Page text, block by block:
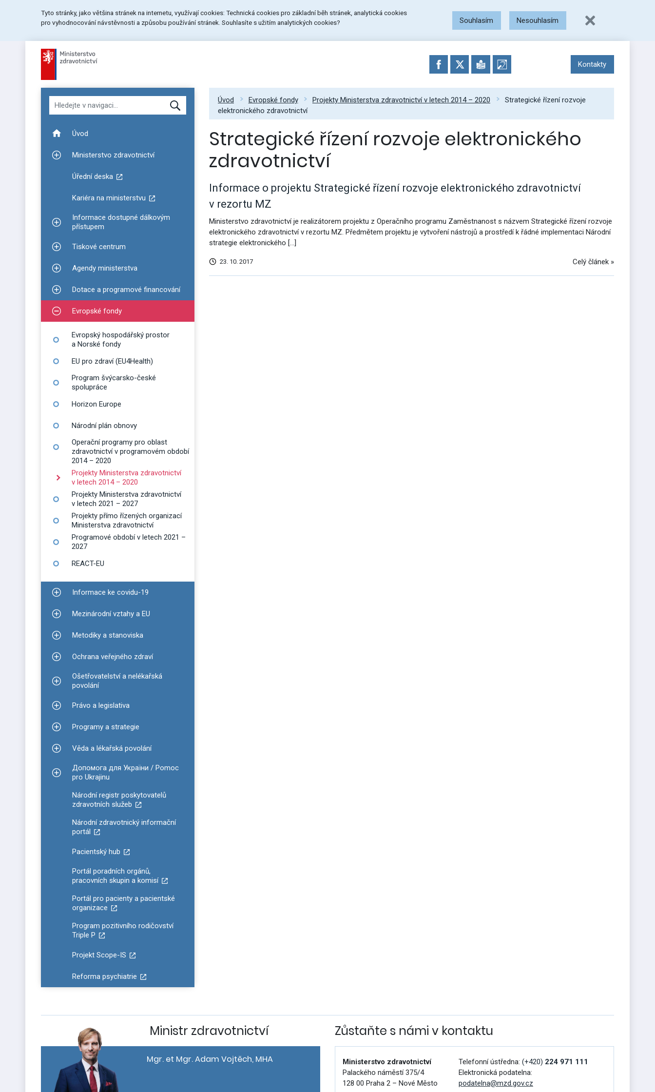
Tyto stránky, jako většina stránek na internetu, využívají cookies: Technická cookies pro základní běh stránek, analytická cookies
pro vyhodnocování návstěvnosti a způsobu používání stránek. Souhlasíte s užitím analytických cookies?
Souhlasím Nesouhlasím
Kontakty
Hledat v navigaci
Úvod
Zobrazit podmenu pro Ministerstvo zdravotnictví
Ministerstvo zdravotnictví
Úřední deska
Kariéra na ministerstvu
Zobrazit podmenu pro Informace dostupné dálkovým přístupem
Informace dostupné dálkovým
přístupem
Zobrazit podmenu pro Tiskové centrum
Tiskové centrum
Zobrazit podmenu pro Agendy ministerstva
Agendy ministerstva
Zobrazit podmenu pro Dotace a programové financování
Dotace a programové financování
Zobrazit podmenu pro Evropské fondy
Evropské fondy
Evropský hospodářský prostor
a Norské fondy
EU pro zdraví (EU4Health)
Program švýcarsko-české
spolupráce
Horizon Europe
Národní plán obnovy
Operační programy pro oblast
zdravotnictví v programovém období
2014 – 2020
Projekty Ministerstva zdravotnictví
v letech 2014 – 2020
Projekty Ministerstva zdravotnictví
v letech 2021 – 2027
Projekty přímo řízených organizací
Ministerstva zdravotnictví
Programové období v letech 2021 –
2027
REACT-EU
Zobrazit podmenu pro Informace ke covidu-19
Informace ke covidu-19
Zobrazit podmenu pro Mezinárodní vztahy a EU
Mezinárodní vztahy a EU
Zobrazit podmenu pro Metodiky a stanoviska
Metodiky a stanoviska
Zobrazit podmenu pro Ochrana veřejného zdraví
Ochrana veřejného zdraví
Zobrazit podmenu pro Ošetřovatelství a nelékařská povolání
Ošetřovatelství a nelékařská
povolání
Zobrazit podmenu pro Právo a legislativa
Právo a legislativa
Zobrazit podmenu pro Programy a strategie
Programy a strategie
Zobrazit podmenu pro Věda a lékařská povolání
Věda a lékařská povolání
Zobrazit podmenu pro Допомога для України / Pomoc pro Ukrajinu
Допомога для України / Pomoc
pro Ukrajinu
Národní registr poskytovatelů
zdravotních služeb
Národní zdravotnický informační
portál
Pacientský hub
Portál poradních orgánů,
pracovních skupin a komisí
Portál pro pacienty a pacientské
organizace
Program pozitivního rodičovství
Triple P
Projekt Scope-IS
Reforma psychiatrie
Úvod Evropské fondy Projekty Ministerstva zdravotnictví v letech 2014 – 2020
Strategické řízení rozvoje
elektronického zdravotnictví
Strategické řízení rozvoje elektronického
zdravotnictví
Informace o projektu Strategické řízení rozvoje elektronického zdravotnictví
v rezortu MZ
Ministerstvo zdravotnictví je realizátorem projektu z Operačního programu Zaměstnanost s názvem Strategické řízení rozvoje
elektronického zdravotnictví v rezortu MZ. Předmětem projektu je vytvoření nástrojů a prostředí k řádné implementaci Národní
strategie elektronického […]
23. 10. 2017 Celý článek »
Ministr zdravotnictví
Mgr. et Mgr. Adam Vojtěch, MHA
Zůstaňte s námi v kontaktu
Ministerstvo zdravotnictví
Palackého náměstí 375/4
128 00 Praha 2 – Nové Město
Telefonní ústředna: (+420) 224 971 111
Elektronická podatelna:
podatelna@mzd.gov.cz